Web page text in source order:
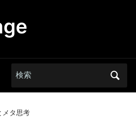
Search
for:
メタ思考